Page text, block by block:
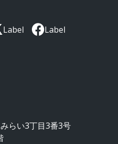
Label Label
らい3丁目3番3号